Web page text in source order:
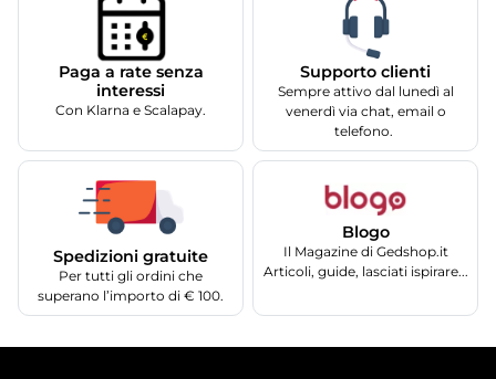
Paga a rate senza
interessi
Con Klarna e Scalapay.
Supporto clienti
Sempre attivo dal lunedì al
venerdì via chat, email o
telefono.
Spedizioni gratuite
Per tutti gli ordini che
superano l’importo di € 100.
Blogo
Il Magazine di Gedshop.it
Articoli, guide, lasciati ispirare...